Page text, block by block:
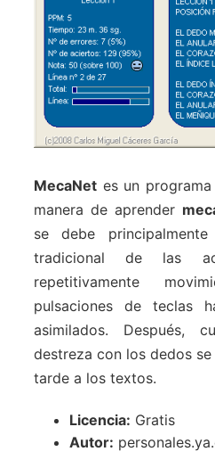
MecaNet es un
manera de aprender
se debe
tradicional de las
repetitivamente
pulsaciones de teclas
asimilados. Después,
destreza con los dedos
tarde a los textos.
Licencia: Gratis
Autor: